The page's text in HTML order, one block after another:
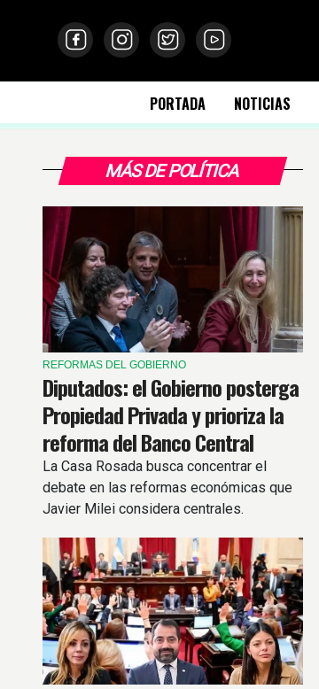
PORTADA NOTICIAS
MÁS DE POLÍTICA
REFORMAS DEL GOBIERNO
Diputados: el Gobierno posterga
Propiedad Privada y prioriza la
reforma del Banco Central
La Casa Rosada busca concentrar el
debate en las reformas económicas que
Javier Milei considera centrales.